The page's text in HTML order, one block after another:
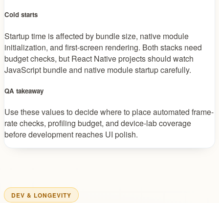
Cold starts
Startup time is affected by bundle size, native module
initialization, and first-screen rendering. Both stacks need
budget checks, but React Native projects should watch
JavaScript bundle and native module startup carefully.
QA takeaway
Use these values to decide where to place automated frame-
rate checks, profiling budget, and device-lab coverage
before development reaches UI polish.
DEV & LONGEVITY